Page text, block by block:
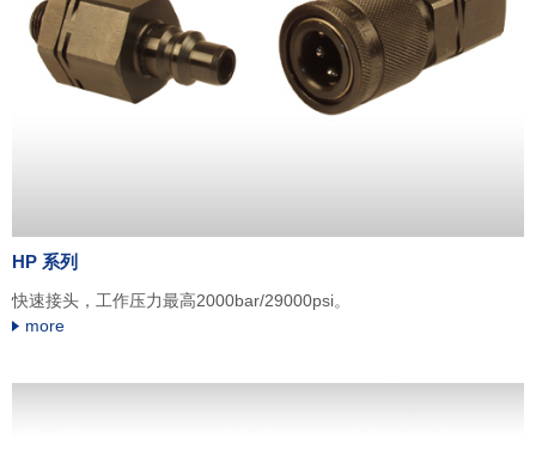
HP 系列
快速接头，工作压力最高2000bar/29000psi。
more